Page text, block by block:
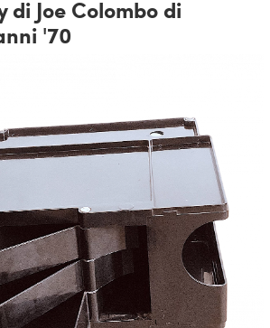
di Joe Colombo di
'70